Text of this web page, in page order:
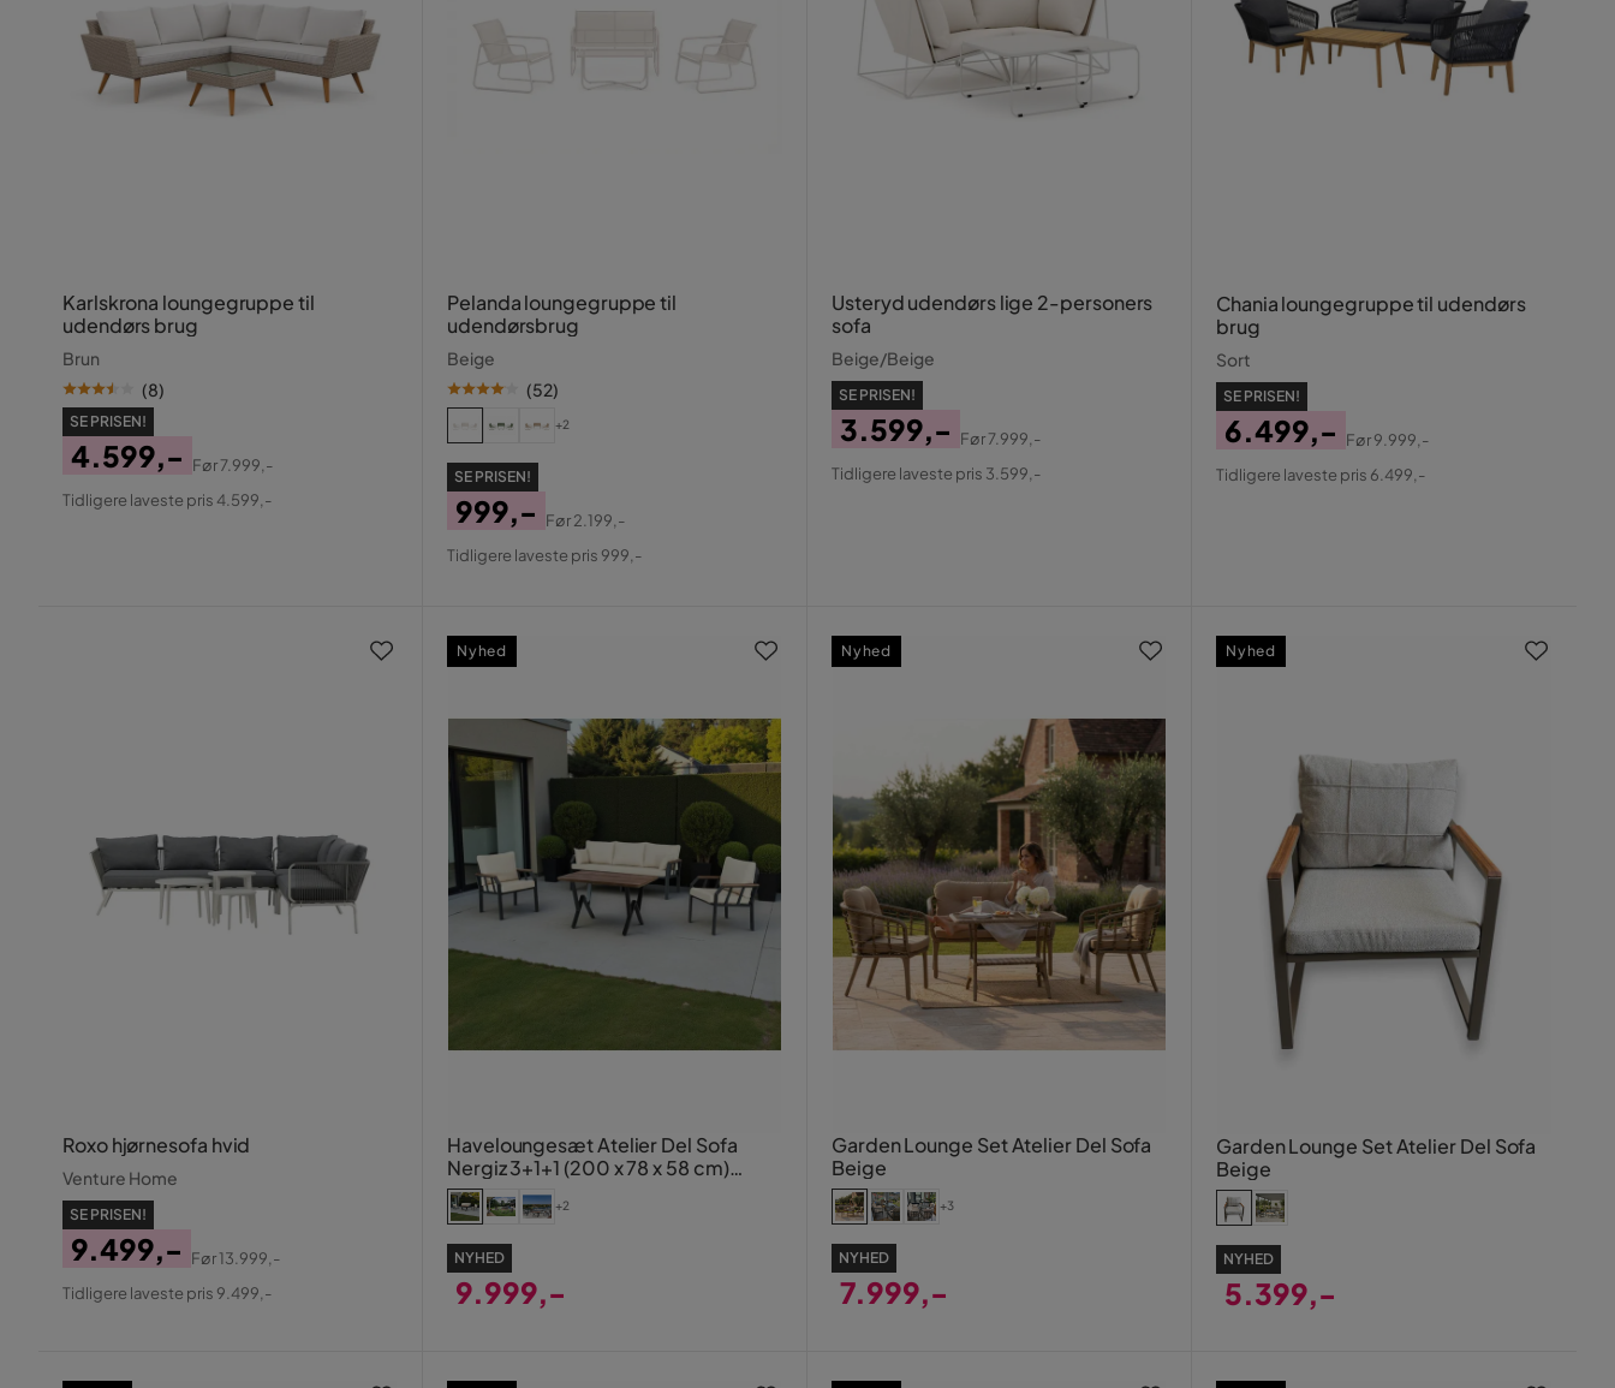
Karlskrona loungegruppe til
udendørs brug
Brun
(8)
SE PRISEN!
Pris
4.599,-
Original
Før7.999,-
Tidligere laveste pris 4.599,-
Pelanda loungegruppe til
udendørsbrug
Beige
(52)
+2
SE PRISEN!
Pris
999,-
Original
Før2.199,-
Tidligere laveste pris 999,-
Usteryd udendørs lige 2-personers
sofa
Beige/Beige
SE PRISEN!
Pris
3.599,-
Original
Før7.999,-
Tidligere laveste pris 3.599,-
Chania loungegruppe til udendørs
brug
Sort
SE PRISEN!
Pris
6.499,-
Original
Før9.999,-
Tidligere laveste pris 6.499,-
Roxo hjørnesofa hvid
Venture Home
SE PRISEN!
Pris
9.499,-
Original
Før13.999,-
Tidligere laveste pris 9.499,-
Haveloungesæt Atelier Del Sofa
Nergiz 3+1+1 (200 x 78 x 58 cm)
Beige
+2
NYHED
9.999,-
Nyhed
Garden Lounge Set Atelier Del Sofa
Beige
+3
NYHED
7.999,-
Nyhed
Garden Lounge Set Atelier Del Sofa
Beige
NYHED
5.399,-
Nyhed